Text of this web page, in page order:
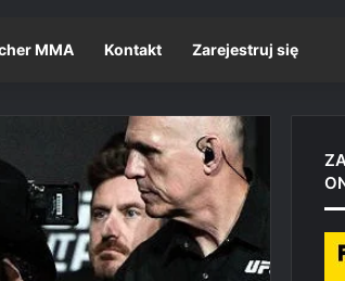
MMA Kontakt Zarejestruj się